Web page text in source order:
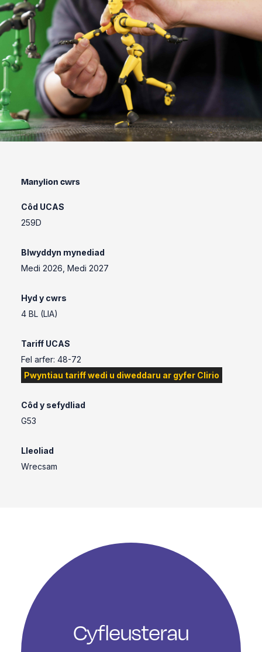
Manylion cwrs
Côd UCAS
259D
Blwyddyn mynediad
Medi 2026, Medi 2027
Hyd y cwrs
4 BL (LlA)
Tariff UCAS
Fel arfer: 48-72
Pwyntiau tariff wedi u diweddaru ar gyfer Clirio
Côd y sefydliad
G53
Lleoliad
Wrecsam
Course Highlights
Cyfleusterau